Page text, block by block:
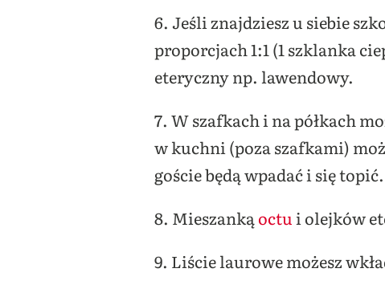
6. Jeśli znajdziesz u siebie
proporcjach 1:1 (1 szklanka
eteryczny np. lawendowy.
7. W szafkach i na półkach
w kuchni (poza szafkami)
goście będą wpadać i się topić.
8. Mieszankąoctui olejków
9. Liście laurowe możesz